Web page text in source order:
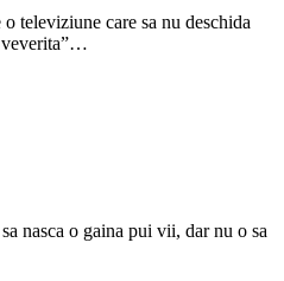
televiziune care sa nu deschida
veverita”…
nasca o gaina pui vii, dar nu o sa